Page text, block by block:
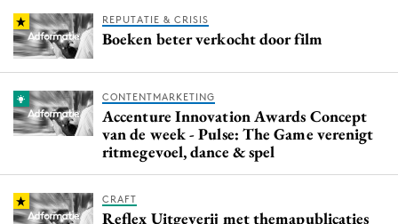
REPUTATIE & CRISIS
Boeken beter verkocht door film
CONTENTMARKETING
Accenture Innovation Awards Concept
van de week - Pulse: The Game verenigt
ritmegevoel, dance & spel
CRAFT
Reflex Uitgeverij met themapublicaties